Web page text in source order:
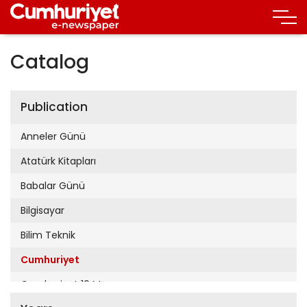
Catalog
Publication
Anneler Günü
Atatürk Kitapları
Babalar Günü
Bilgisayar
Bilim Teknik
Cumhuriyet
Cumhuriyet 19 Mayıs